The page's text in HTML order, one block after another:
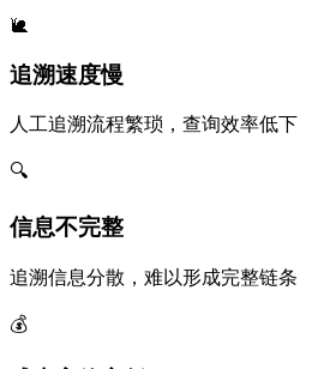
🐌
追溯速度慢
人工追溯流程繁琐，查询效率低下
🔍
信息不完整
追溯信息分散，难以形成完整链条
💰